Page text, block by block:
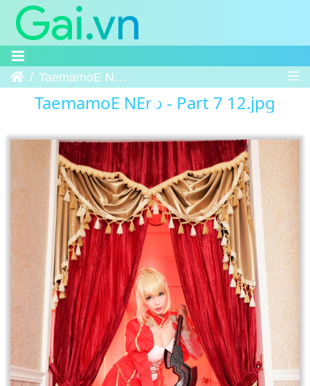
Trang chủTaemamoE NEro - Part 7 12
TaemamoE NEro - Part 7 12.jpg